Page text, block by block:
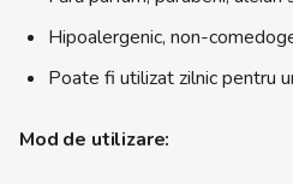
Hipoalergenic, non-
Poate fi utilizat zilnic pentru
Mod de utilizare: